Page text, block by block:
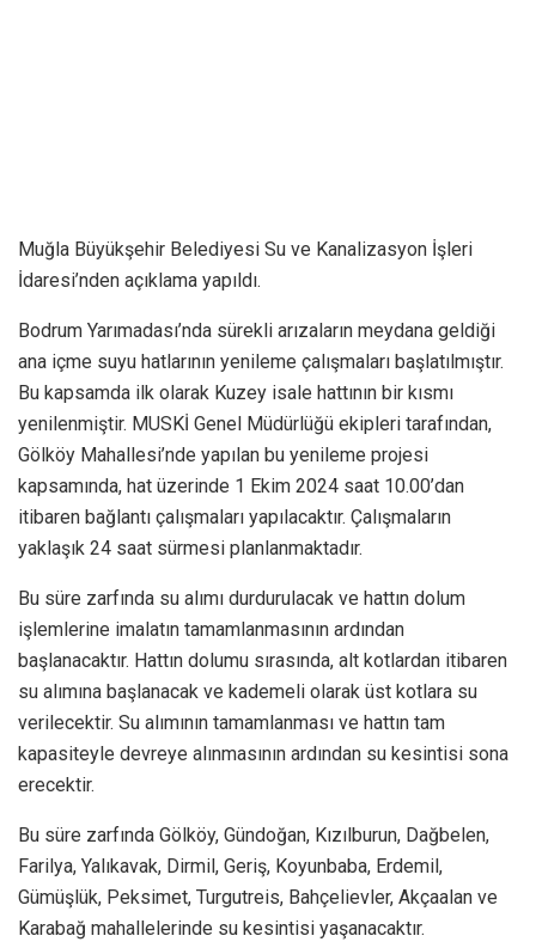
Muğla Büyükşehir Belediyesi Su ve Kanalizasyon İşleri
İdaresi’nden açıklama yapıldı.
Bodrum Yarımadası’nda sürekli arızaların meydana geldiği
ana içme suyu hatlarının yenileme çalışmaları başlatılmıştır.
Bu kapsamda ilk olarak Kuzey isale hattının bir kısmı
yenilenmiştir. MUSKİ Genel Müdürlüğü ekipleri tarafından,
Gölköy Mahallesi’nde yapılan bu yenileme projesi
kapsamında, hat üzerinde 1 Ekim 2024 saat 10.00’dan
itibaren bağlantı çalışmaları yapılacaktır. Çalışmaların
yaklaşık 24 saat sürmesi planlanmaktadır.
Bu süre zarfında su alımı durdurulacak ve hattın dolum
işlemlerine imalatın tamamlanmasının ardından
başlanacaktır. Hattın dolumu sırasında, alt kotlardan itibaren
su alımına başlanacak ve kademeli olarak üst kotlara su
verilecektir. Su alımının tamamlanması ve hattın tam
kapasiteyle devreye alınmasının ardından su kesintisi sona
erecektir.
Bu süre zarfında Gölköy, Gündoğan, Kızılburun, Dağbelen,
Farilya, Yalıkavak, Dirmil, Geriş, Koyunbaba, Erdemil,
Gümüşlük, Peksimet, Turgutreis, Bahçelievler, Akçaalan ve
Karabağ mahallelerinde su kesintisi yaşanacaktır.